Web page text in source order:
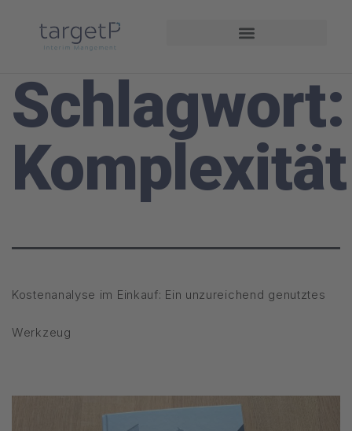
Schlagwort:
Komplexität
Kostenanalyse im Einkauf: Ein unzureichend genutztes
Werkzeug